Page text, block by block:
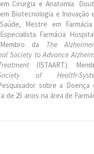
em Cirurgia e Anatomia.
em Biotecnologia e Inovação
Saúde, Mestre em
Especialista Farmácia
Membro da The
Society to Advance
(ISTAART).
of Health-
sobre a Doença
de 25 anos na área de